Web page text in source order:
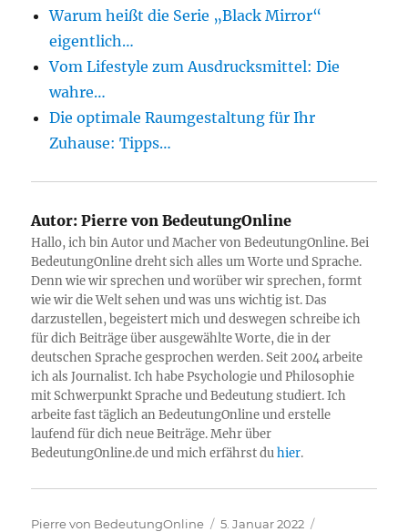
Warum heißt die Serie „Black Mirror“
eigentlich…
Vom Lifestyle zum Ausdrucksmittel: Die
wahre…
Die optimale Raumgestaltung für Ihr
Zuhause: Tipps…
Autor: Pierre von BedeutungOnline
Hallo, ich bin Autor und Macher von BedeutungOnline. Bei
BedeutungOnline dreht sich alles um Worte und Sprache.
Denn wie wir sprechen und worüber wir sprechen, formt
wie wir die Welt sehen und was uns wichtig ist. Das
darzustellen, begeistert mich und deswegen schreibe ich
für dich Beiträge über ausgewählte Worte, die in der
deutschen Sprache gesprochen werden. Seit 2004 arbeite
ich als Journalist. Ich habe Psychologie und Philosophie
mit Schwerpunkt Sprache und Bedeutung studiert. Ich
arbeite fast täglich an BedeutungOnline und erstelle
laufend für dich neue Beiträge. Mehr über
BedeutungOnline.de und mich erfährst duhier.
Autor
Pierre von BedeutungOnline
Veröffentlicht
5. Januar 2022